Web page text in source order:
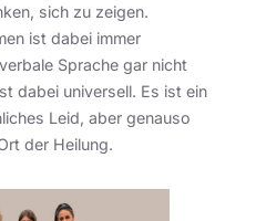
sich zu zeigen.
ist dabei immer
Sprache gar nicht
dabei universell. Es ist ein
Leid, aber genauso
der Heilung.